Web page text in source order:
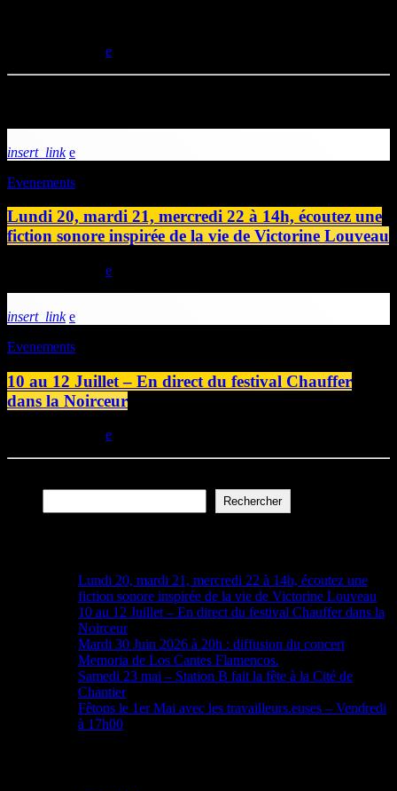
insert_link
Evenements
Lundi 20, mardi 21, mercredi 22 à 14h, écoutez une
fiction sonore inspirée de la vie de Victorine Louveau
insert_link
Evenements
10 au 12 Juillet – En direct du festival Chauffer
dans la Noirceur
Rechercher
Lundi 20, mardi 21, mercredi 22 à 14h, écoutez une
fiction sonore inspirée de la vie de Victorine Louveau
10 au 12 Juillet – En direct du festival Chauffer dans la
Noirceur
Mardi 30 Juin 2026 à 20h : diffusion du concert
Memoria de Los Cantes Flamencos.
Samedi 23 mai – Station B fait la fête à la Cité de
Chantier
Fêtons le 1er Mai avec les travailleurs.euses – Vendredi
à 17h00